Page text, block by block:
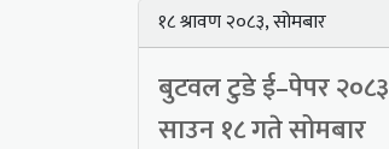
१८ श्रावण २०८३, सोमबार
बुटवल टुडे ई–पेपर २०८३
साउन १८ गते सोमबार